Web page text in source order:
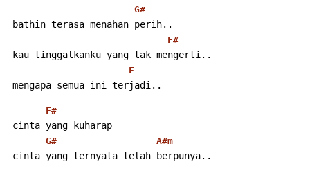
G#
bathin terasa menahan perih..
F#
kau tinggalkanku yang tak mengerti..
F
mengapa semua ini terjadi..
F#
cinta yang kuharap
G# A#m
cinta yang ternyata telah berpunya..